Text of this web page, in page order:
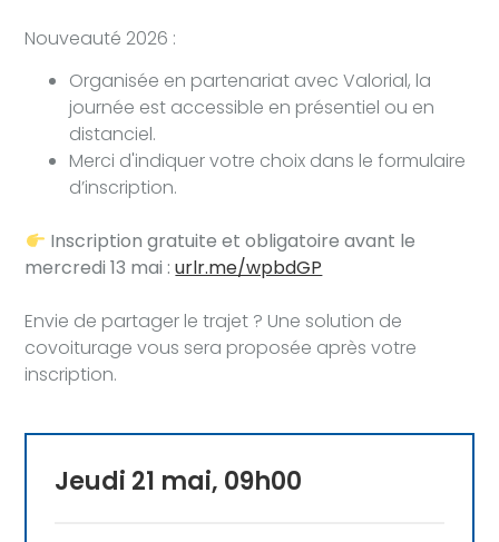
Nouveauté 2026 :
Organisée en partenariat avec Valorial, la
journée est accessible en présentiel ou en
distanciel.
Merci d'indiquer votre choix dans le formulaire
d’inscription.
Inscription gratuite et obligatoire avant le
mercredi 13 mai : urlr.me/wpbdGP
Envie de partager le trajet ? Une solution de
covoiturage vous sera proposée après votre
inscription.
Jeudi 21 mai, 09h00